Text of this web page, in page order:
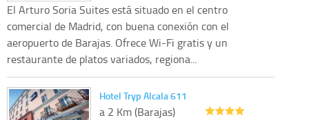
El Arturo Soria Suites está situado en el centro
comercial de Madrid, con buena conexión con el
aeropuerto de Barajas. Ofrece Wi-Fi gratis y un
restaurante de platos variados, regiona...
Hotel Tryp Alcala 611
a 2 Km (Barajas)